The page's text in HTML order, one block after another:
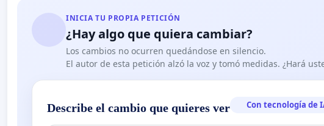
INICIA TU PROPIA PETICIÓN
¿Hay algo que quiera cambiar?
Los cambios no ocurren quedándose en silencio.
El autor de esta petición alzó la voz y tomó medidas. ¿Hará
Describe el cambio que quieres ver Con tecnología de